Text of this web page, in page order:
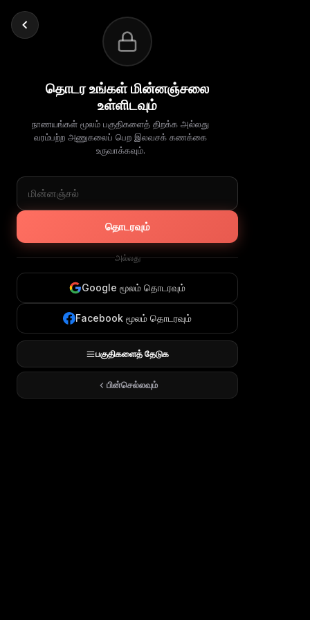
தொடர உங்கள் மின்னஞ்சலை
உள்ளிடவும்
நாணயங்கள் மூலம் பகுதிகளைத் திறக்க அல்லது
வரம்பற்ற அணுகலைப் பெற இலவசக் கணக்கை
உருவாக்கவும்.
தொடரவும்
அல்லது
Google மூலம் தொடரவும்
Facebook மூலம் தொடரவும்
பகுதிகளைத் தேடுக
பின்செல்லவும்